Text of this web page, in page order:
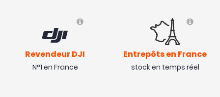
Revendeur DJI
N°1 en France
Entrepôts en France
stock en temps réel